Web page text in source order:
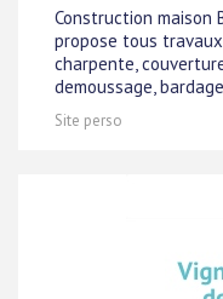
Construction maison
propose tous
charpente,
demoussage,
Site perso